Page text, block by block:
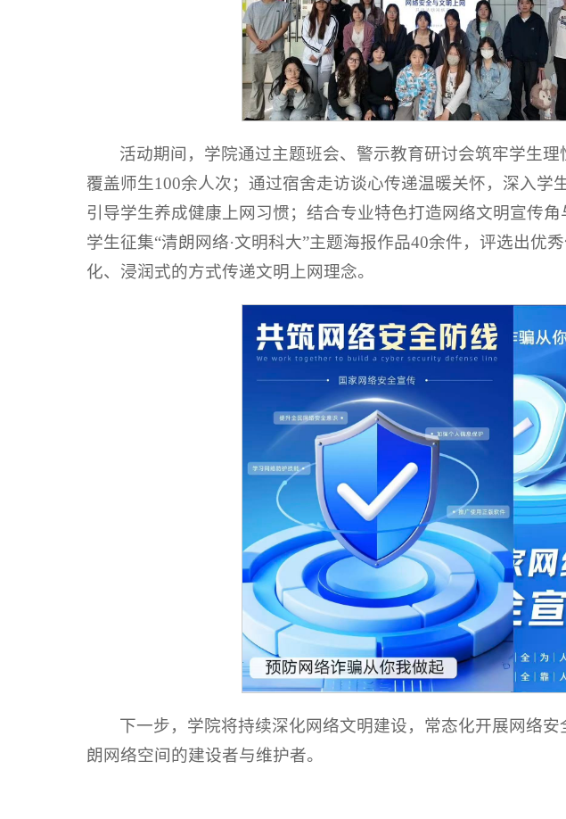
活动期间，学院通过主题班会、警示教育研讨会筑牢学生
覆盖师生100余人次；通过宿舍走访谈心传递温暖关怀，深入学
引导学生养成健康上网习惯；结合专业特色打造网络文明宣传
学生征集“清朗网络·文明科大”主题海报作品40余件，评选出
化、浸润式的方式传递文明上网理念。
下一步，学院将持续深化网络文明建设，常态化开展网络
朗网络空间的建设者与维护者。